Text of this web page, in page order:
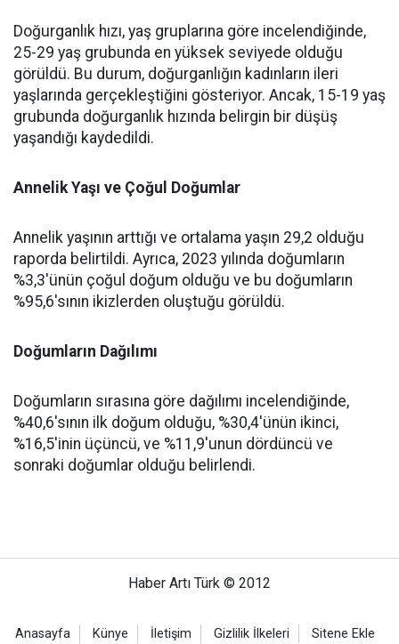
Doğurganlık hızı, yaş gruplarına göre incelendiğinde,
25-29 yaş grubunda en yüksek seviyede olduğu
görüldü. Bu durum, doğurganlığın kadınların ileri
yaşlarında gerçekleştiğini gösteriyor. Ancak, 15-19 yaş
grubunda doğurganlık hızında belirgin bir düşüş
yaşandığı kaydedildi.
Annelik Yaşı ve Çoğul Doğumlar
Annelik yaşının arttığı ve ortalama yaşın 29,2 olduğu
raporda belirtildi. Ayrıca, 2023 yılında doğumların
%3,3'ünün çoğul doğum olduğu ve bu doğumların
%95,6'sının ikizlerden oluştuğu görüldü.
Doğumların Dağılımı
Doğumların sırasına göre dağılımı incelendiğinde,
%40,6'sının ilk doğum olduğu, %30,4'ünün ikinci,
%16,5'inin üçüncü, ve %11,9'unun dördüncü ve
sonraki doğumlar olduğu belirlendi.
Haber Artı Türk © 2012
Anasayfa Künye İletişim Gizlilik İlkeleri Sitene Ekle